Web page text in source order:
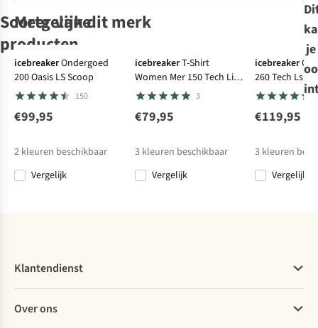
Soortgelijke
producten
icebreaker
Ondergoed
Women Merino
200 Oasis High
icebreaker
Ondergoed 260
Tech Leggings
icebreaker
Ondergoed 260
Tech High Rise
Leggings
Expert review
Smartwool
Ondergoed
Classic Thermal
Merino
Bottom
Meer van dit merk
Expert review
icebreakerOndergoed
200 Oasis LS Scoop
150
€99,95
2 kleuren beschikbaar
Vergelijk
icebreakerT-Shirt
Women Mer 150 Tech Lite
Ss Scoop Tee 3
€79,95
3 kleuren beschikbaar
%
Vergelijk
icebreaker
260 Tech Ls
€119,95
3 kleuren
Vergelijk
je
Klantendienst
Bestellen
Over ons